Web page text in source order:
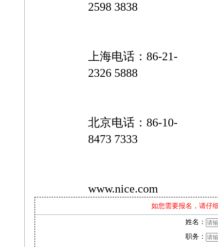
2598 3838
上海电话：86-21-
2326 5888
北京电话：86-10-
8473 7333
www.nice.com
如您需要报名，请仔
姓名：
职务：